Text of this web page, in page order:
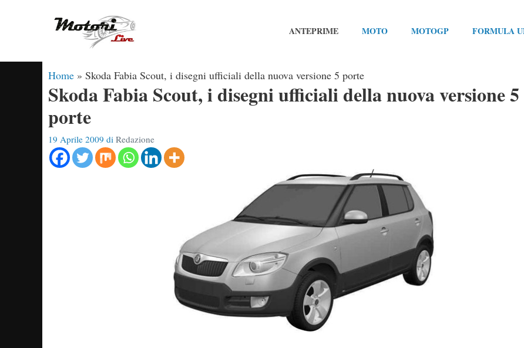
ANTEPRIME MOTO MOTOGP FORMULA
Home » Skoda Fabia Scout, i disegni ufficiali della nuova versione 5 porte
Skoda Fabia Scout, i disegni ufficiali della nuova versione 5
porte
19 Aprile 2009 di Redazione